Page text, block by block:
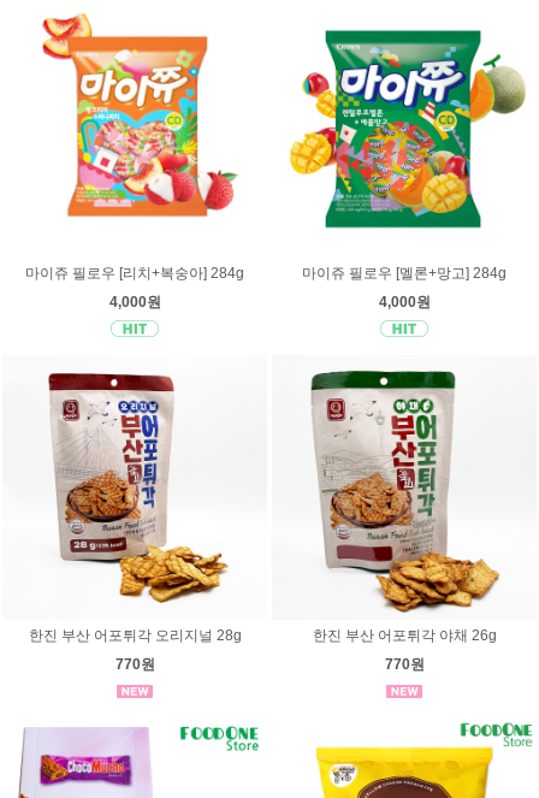
마이쥬 필로우 [리치+복숭아] 284g
4,000원
마이쥬 필로우 [멜론+망고] 284g
4,000원
한진 부산 어포튀각 오리지널 28g
770원
한진 부산 어포튀각 야채 26g
770원